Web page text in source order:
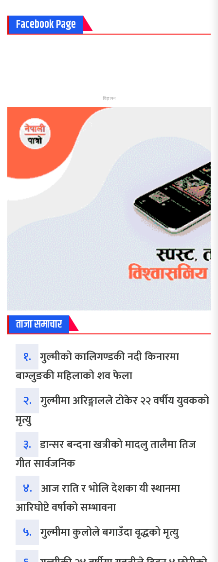
Facebook Page
विज्ञापन
ताजा समाचार
१. गुल्मीको कालिगण्डकी नदी किनारमा
बाग्लुङकी महिलाको शव फेला
२. गुल्मीमा अरिङ्गालले टोकेर २२ वर्षीय युवकको
मृत्यु
३. डान्सर बन्दना खत्रीको मादलु तालैमा तिज
गीत सार्वजनिक
४. आज राति र भोलि देशका यी स्थानमा
आरिघोप्टे वर्षाको सम्भावना
५. गुल्मीमा कुलोले बगाउँदा वृद्धको मृत्यु